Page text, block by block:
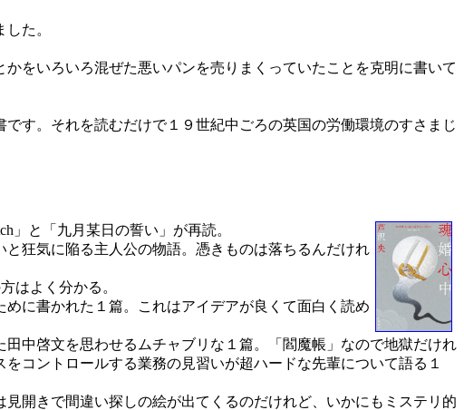
た。
をいろいろ混ぜた悪いパンを売りまくっていたことを克明に書いて
す。それを読むだけで１９世紀中ごろの英国の労働環境のすさまじ
」と「九月某日の誓い」が再読。
狂気に陥る主人公の物語。憑きものは落ちるんだけれ
はよく分かる。
に書かれた１篇。これはアイデアが良くて面白く読め
中啓文を思わせるムチャブリな１篇。「閻魔帳」なので地獄だけれ
コントロールする業務の見習いが超ハードな先輩について語る１
開きで間違い探しの絵が出てくるのだけれど、いかにもミステリ的